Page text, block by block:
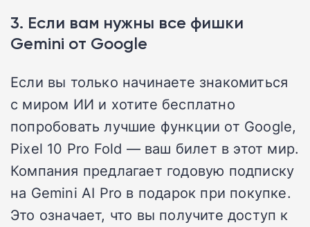
3. Если вам нужны все фишки
Gemini от Google
Если вы только начинаете знакомиться
с миром ИИ и хотите бесплатно
попробовать лучшие функции от Google,
Pixel 10 Pro Fold — ваш билет в этот мир.
Компания предлагает годовую подписку
на Gemini AI Pro в подарок при покупке.
Это означает, что вы получите доступ к